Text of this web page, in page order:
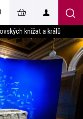
knížat a králů